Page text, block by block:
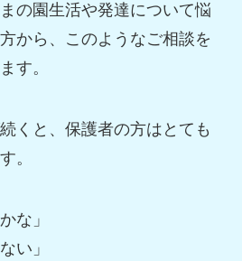
の園生活や発達について悩
から、このようなご相談を
す。
くと、保護者の方はとても
。
な」
い」